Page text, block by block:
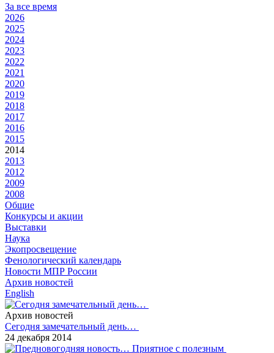
За все время
2026
2025
2024
2023
2022
2021
2020
2019
2018
2017
2016
2015
2014
2013
2012
2009
2008
Общие
Конкурсы и акции
Выставки
Наука
Экопросвещение
Фенологический календарь
Новости МПР России
Архив новостей
English
Архив новостей
Сегодня замечательный день…
24 декабря 2014